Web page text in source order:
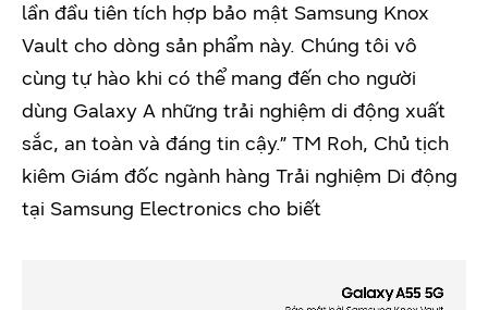
lần đầu tiên tích hợp bảo mật Samsung Knox
Vault cho dòng sản phẩm này. Chúng tôi vô
cùng tự hào khi có thể mang đến cho người
dùng Galaxy A những trải nghiệm di động xuất
sắc, an toàn và đáng tin cậy.” TM Roh, Chủ tịch
kiêm Giám đốc ngành hàng Trải nghiệm Di động
tại Samsung Electronics cho biết